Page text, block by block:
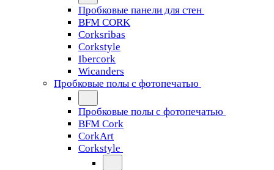
Пробковые панели для стен
BFM CORK
Corksribas
Corkstyle
Ibercork
Wicanders
Пробковые полы с фотопечатью
Пробковые полы с фотопечатью
BFM Cork
CorkArt
Corkstyle